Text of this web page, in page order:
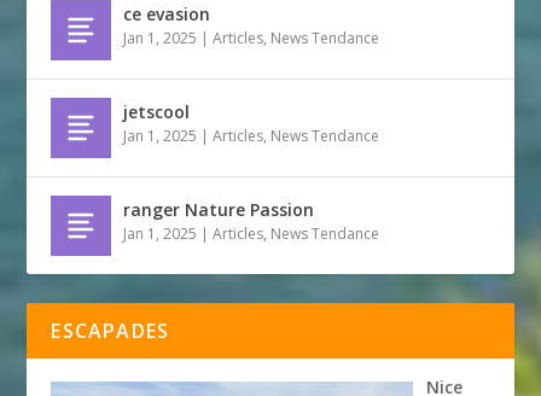
ce evasion
Jan 1, 2025 |Articles, News Tendance
jetscool
Jan 1, 2025 |Articles, News Tendance
ranger Nature Passion
Jan 1, 2025 |Articles, News Tendance
ESCAPADES
Nice